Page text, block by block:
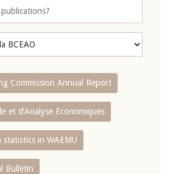
Commission Annual Report
et d’Analyse Economiques
statistics in WAEMU
Bulletin